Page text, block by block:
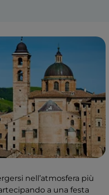
nell’atmosfera più
a una festa